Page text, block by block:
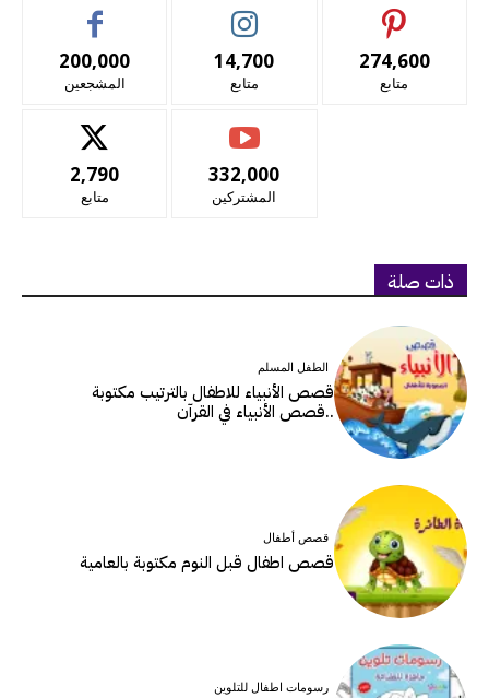
200,000
المشجعين
14,700
متابع
274,600
متابع
2,790
متابع
332,000
المشتركين
ذات صلة
الطفل المسلم
قصص الأنبياء للاطفال بالترتيب مكتوبة
..قصص الأنبياء في القرآن
قصص أطفال
قصص اطفال قبل النوم مكتوبة بالعامية
رسومات اطفال للتلوين